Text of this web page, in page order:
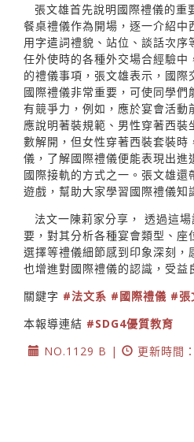
張文雄首先說明國際禮儀的重
餐桌禮儀作為開場，逐一介紹中
用字遣詞禮貌、站位、談話次序
任外使時的各種外交場合經驗中
的禮儀事項，張文雄表示，國際
國際禮儀非常重要，可使同學們
有競爭力，例如，應於宴會活動
應說明著裝規範、男性穿著西裝
數解開，但女性穿著西裝套裝時
儀，了解國際禮儀便能表現出進
國際接軌的方式之一。張文雄還
遊戲，幫助大家學習國際禮儀知
法文一陳莉家分享， 透過這
要，對其分析各種宴會類型、座
選擇等禮儀細節感到印象深刻，
也增進對國際禮儀的認識，受益
關鍵字 #法文系 #國際禮儀 #張
本報導連結 #SDG4優質教育
NO.1129 B |
更新時間